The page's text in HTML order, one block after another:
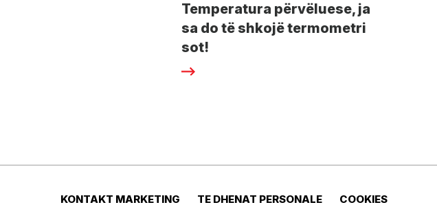
Temperatura përvëluese, ja
sa do të shkojë termometri
sot!
KONTAKT MARKETING TE DHENAT PERSONALE COOKIES